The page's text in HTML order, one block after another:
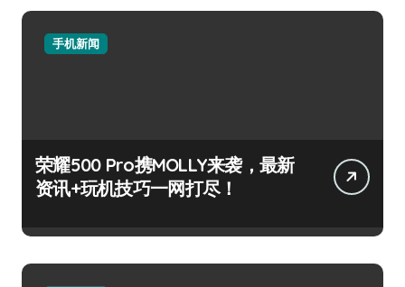
手机新闻
荣耀500 Pro携MOLLY来袭，最新
资讯+玩机技巧一网打尽！